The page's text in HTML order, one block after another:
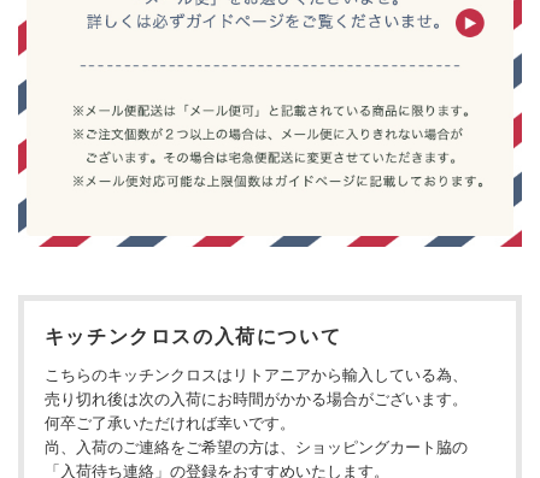
キッチンクロスの入荷について
こちらのキッチンクロスはリトアニアから輸入している為、
売り切れ後は次の入荷にお時間がかかる場合がございます。
何卒ご了承いただければ幸いです。
尚、入荷のご連絡をご希望の方は、ショッピングカート脇の
「入荷待ち連絡」の登録をおすすめいたします。